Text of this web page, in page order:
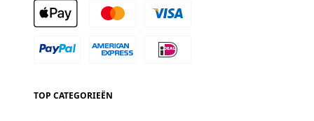
TOP CATEGORIEËN